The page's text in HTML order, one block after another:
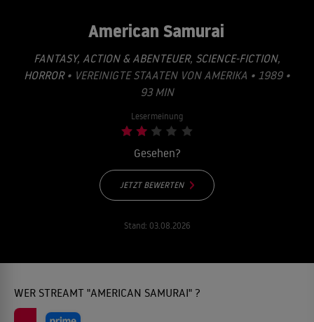
American Samurai
FANTASY, ACTION & ABENTEUER, SCIENCE-FICTION,
HORROR• VEREINIGTE STAATEN VON AMERIKA • 1989 •
93 MIN
Lesermeinung
Gesehen?
JETZT BEWERTEN
Stand: 03.08.2026
WER STREAMT "AMERICAN SAMURAI" ?